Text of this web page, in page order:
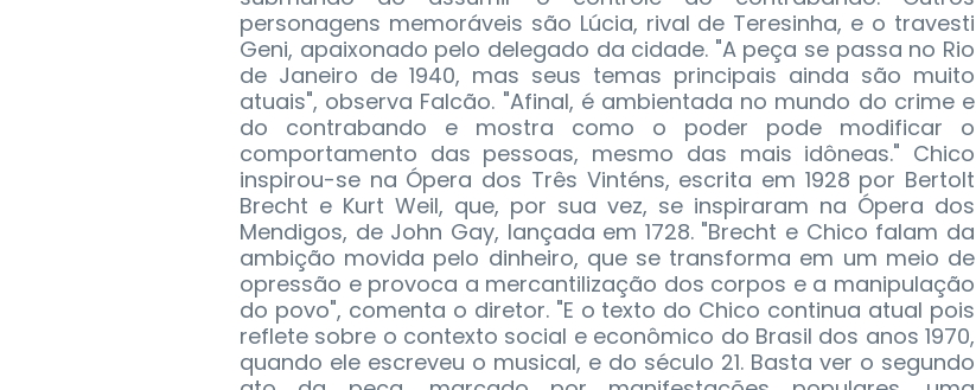
personagens memoráveis são Lúcia, rival de Teresinha, e o travesti
Geni, apaixonado pelo delegado da cidade. "A peça se passa no Rio
de Janeiro de 1940, mas seus temas principais ainda são muito
atuais", observa Falcão. "Afinal, é ambientada no mundo do crime e
do contrabando e mostra como o poder pode modificar o
comportamento das pessoas, mesmo das mais idôneas." Chico
inspirou-se na Ópera dos Três Vinténs, escrita em 1928 por Bertolt
Brecht e Kurt Weil, que, por sua vez, se inspiraram na Ópera dos
Mendigos, de John Gay, lançada em 1728. "Brecht e Chico falam da
ambição movida pelo dinheiro, que se transforma em um meio de
opressão e provoca a mercantilização dos corpos e a manipulação
do povo", comenta o diretor. "E o texto do Chico continua atual pois
reflete sobre o contexto social e econômico do Brasil dos anos 1970,
quando ele escreveu o musical, e do século 21. Basta ver o segundo